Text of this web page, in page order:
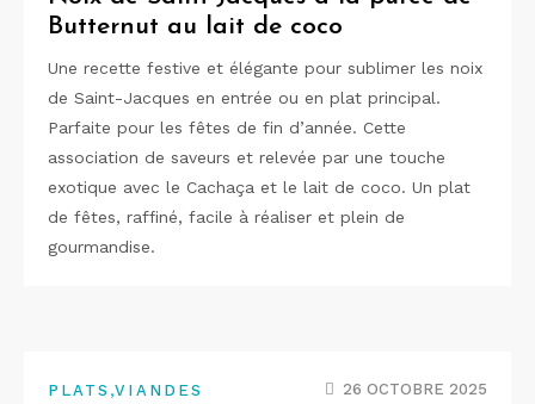
Butternut au lait de coco
Une recette festive et élégante pour sublimer les noix
de Saint-Jacques en entrée ou en plat principal.
Parfaite pour les fêtes de fin d’année. Cette
association de saveurs et relevée par une touche
exotique avec le Cachaça et le lait de coco. Un plat
de fêtes, raffiné, facile à réaliser et plein de
gourmandise.
PLATS ,VIANDES 26 OCTOBRE 2025